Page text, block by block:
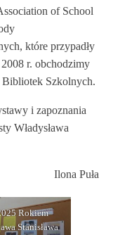
of School
które przypadły
r. obchodzimy
Szkolnych.
i zapoznania
Władysława
Ilona Puła
Rokiem
Stanisława